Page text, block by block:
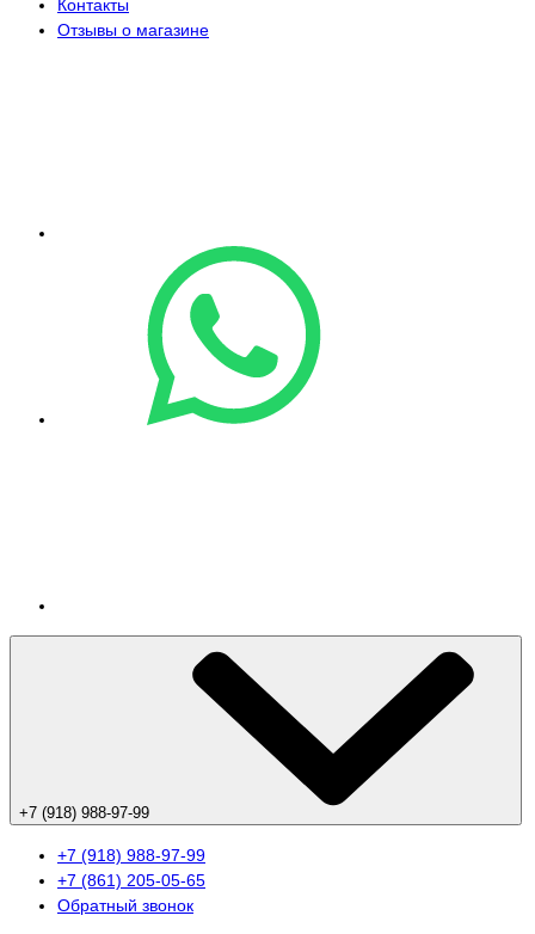
Контакты
Отзывы о магазине
+7 (918) 988-97-99
+7 (918) 988-97-99
+7 (861) 205-05-65
Обратный звонок